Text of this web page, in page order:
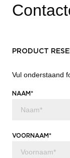
PRODUCT
Vul onderstaand
NAAM*
VOORNAAM*